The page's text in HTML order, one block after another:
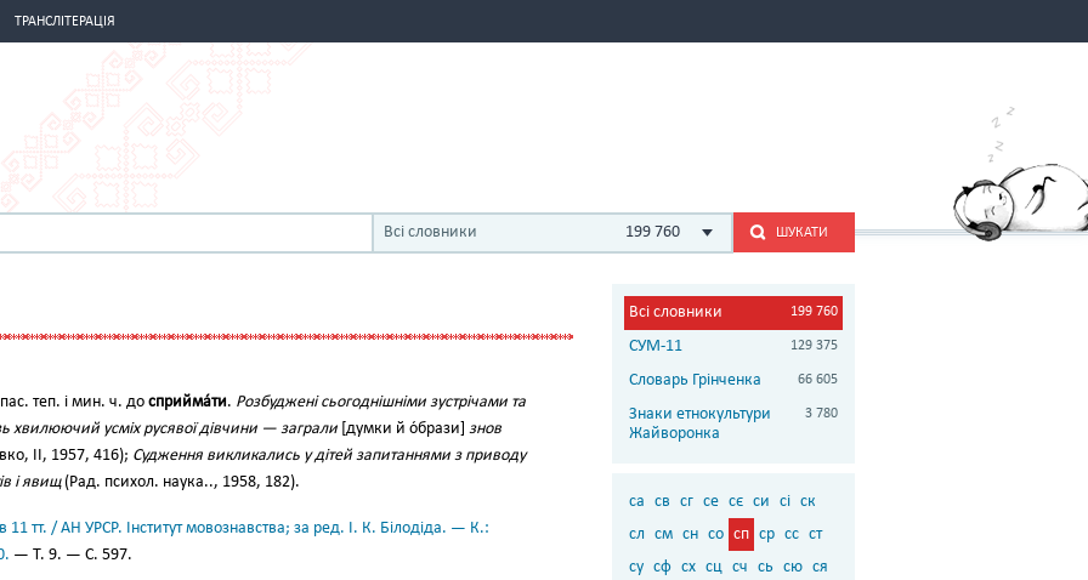
ТРАНСЛІТЕРАЦІЯ
Всі словники 199 760 ШУКАТИ
теп. і мин. ч. до сприйма́ти. Розбуджені сьогоднішніми зустрічами та
хвилюючий усміх русявої дівчини — заграли [думки й о́брази] знов
II, 1957, 416); Судження викликались у дітей запитаннями з приводу
і явищ(Рад. психол. наука.., 1958, 182).
11 тт. / АН УРСР. Інститут мовознавства; за ред. І. К. Білодіда. — К.:
— Т. 9. — С. 597.
Всі словники 199 760
СУМ-11 129 375
Словарь Грінченка 66 605
Знаки етнокультури
Жайворонка
3 780
са св сг се сє си сі ск
сл см сн со сп ср сс ст
су сф сх сц сч сь сю ся